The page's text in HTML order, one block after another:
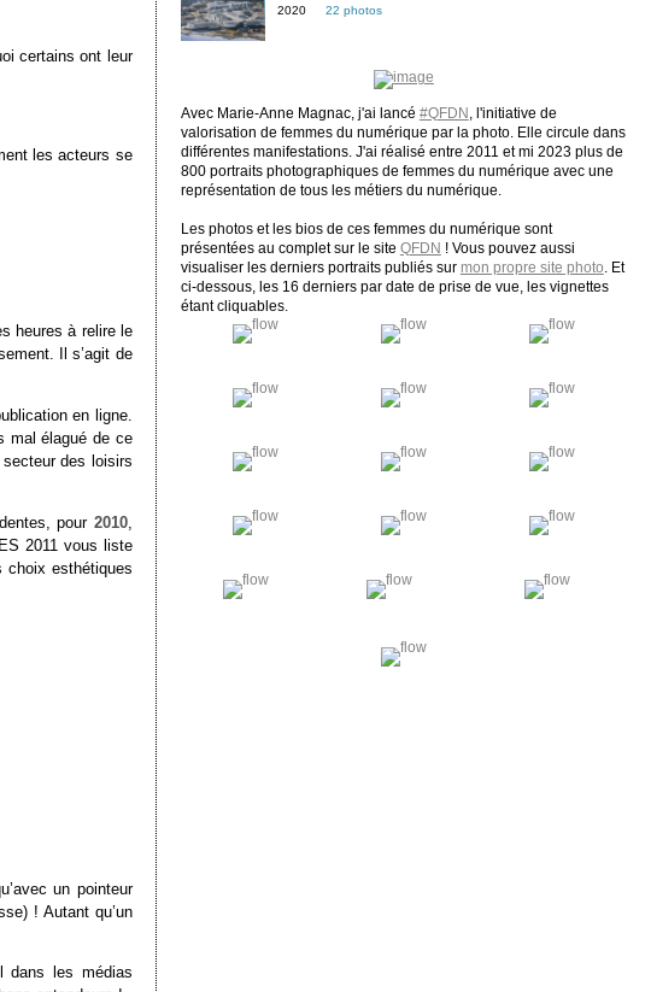
certains ont leur
les acteurs se
heures à relire le
Il s’agit de
en ligne.
mal élagué de ce
des loisirs
pour 2010,
2011 vous liste
choix esthétiques
un pointeur
! Autant qu’un
dans les médias
2020 22 photos
Avec Marie-Anne Magnac, j'ai lancé #QFDN , l'initiative de
valorisation de femmes du numérique par la photo. Elle circule dans
différentes manifestations. J'ai réalisé entre 2011 et mi 2023 plus de
800 portraits photographiques de femmes du numérique avec une
représentation de tous les métiers du numérique.
Les photos et les bios de ces femmes du numérique sont
présentées au complet sur le site QFDN ! Vous pouvez aussi
visualiser les derniers portraits publiés sur mon propre site photo. Et
ci-dessous, les 16 derniers par date de prise de vue, les vignettes
étant cliquables.